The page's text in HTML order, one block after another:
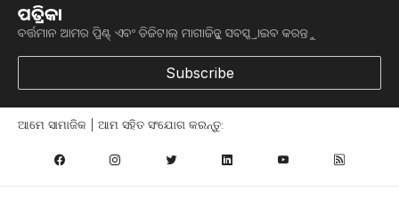
ପତ୍ରିକା
ବର୍ତ୍ତମାନ ଆମର ପ୍ରିଣ୍ଟ୍ ଏବଂ ଡିଜିଟାଲ୍ ମାଗାଜିନ୍କୁ ସବସ୍କ୍ରାଇବ କରନ୍ତୁ
Subscribe
ଆମେ ସାମାଜିକ | ଆମ ସହିତ ସଂଯୋଗ କରନ୍ତୁ: